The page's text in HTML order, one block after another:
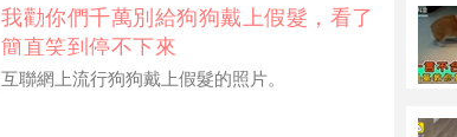
我勸你們千萬別給狗狗戴上假髮，看了
簡直笑到停不下來
互聯網上流行狗狗戴上假髮的照片。